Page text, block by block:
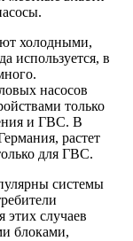
холодными,
используется, в
насосов
только
и ГВС. В
растет
для ГВС.
системы
этих случаев
блоками,